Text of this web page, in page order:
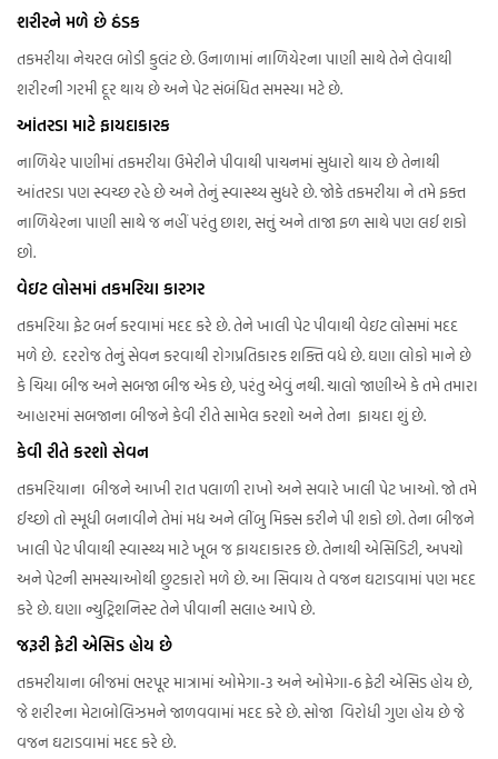
શરીરને મળે છે ઠંડક
તકમરીયા નેચરલ બોડી કુલંટ છે. ઉનાળામાં નાળિયેરના પાણી સાથે તેને લેવાથી
શરીરની ગરમી દૂર થાય છે અને પેટ સંબંધિત સમસ્યા મટે છે.
આંતરડા માટે ફાયદાકારક
નાળિયેર પાણીમાં તકમરીયા ઉમેરીને પીવાથી પાચનમાં સુધારો થાય છે તેનાથી
આંતરડા પણ સ્વચ્છ રહે છે અને તેનું સ્વાસ્થ્ય સુધરે છે. જોકે તકમરીયા ને તમે ફક્ત
નાળિયેરના પાણી સાથે જ નહીં પરંતુ છાશ, સત્તું અને તાજા ફળ સાથે પણ લઈ શકો
છો.
વેઇટ લોસમાં તકમરિયા કારગર
તકમરિયા ફેટ બર્ન કરવામાં મદદ કરે છે. તેને ખાલી પેટ પીવાથી વેઇટ લોસમાં મદદ
મળે છે. દરરોજ તેનું સેવન કરવાથી રોગપ્રતિકારક શક્તિ વધે છે. ઘણા લોકો માને છે
કે ચિયા બીજ અને સબજા બીજ એક છે, પરંતુ એવું નથી. ચાલો જાણીએ કે તમે તમારા
આહારમાં સબજાના બીજને કેવી રીતે સામેલ કરશો અને તેના ફાયદા શું છે.
કેવી રીતે કરશો સેવન
તકમરિયાના બીજને આખી રાત પલાળી રાખો અને સવારે ખાલી પેટ ખાઓ. જો તમે
ઈચ્છો તો સ્મૂધી બનાવીને તેમાં મધ અને લીંબુ મિક્સ કરીને પી શકો છો. તેના બીજને
ખાલી પેટ પીવાથી સ્વાસ્થ્ય માટે ખૂબ જ ફાયદાકારક છે. તેનાથી એસિડિટી, અપચો
અને પેટની સમસ્યાઓથી છુટકારો મળે છે. આ સિવાય તે વજન ઘટાડવામાં પણ મદદ
કરે છે. ઘણા ન્યુટ્રિશનિસ્ટ તેને પીવાની સલાહ આપે છે.
જરૂરી ફેટી એસિડ હોય છે
તકમરીયાના બીજમાં ભરપૂર માત્રામાં ઓમેગા-3 અને ઓમેગા-6 ફેટી એસિડ હોય છે,
જે શરીરના મેટાબોલિઝમને જાળવવામાં મદદ કરે છે. સોજા વિરોધી ગુણ હોય છે જે
વજન ઘટાડવામાં મદદ કરે છે.